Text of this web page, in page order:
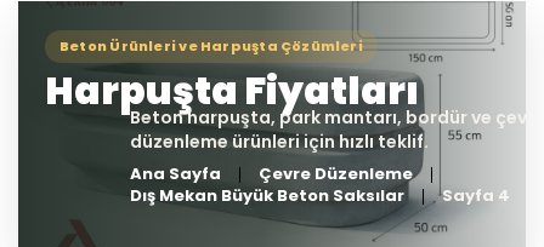
Ana Sayfa
Çevre Düzenleme
Dış Mekan Büyük Beton Saksılar
Sayfa 4